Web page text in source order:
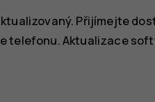
Přijímejte
telefonu. Aktualizace